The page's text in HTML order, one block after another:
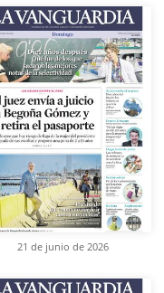
21 de junio de 2026